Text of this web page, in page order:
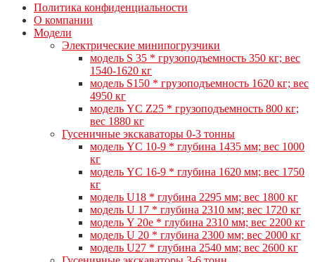
Политика конфиденциальности
О компании
Модели
Электрические минипогрузчики
модель S 35 * грузоподъемность 350 кг; вес
1540-1620 кг
модель S150 * грузоподъемность 1620 кг; вес
4950 кг
модель YC Z25 * грузоподъемность 800 кг;
вес 1880 кг
Гусеничные экскаваторы 0-3 тонны
модель YC 10-9 * глубина 1435 мм; вес 1000
кг
модель YC 16-9 * глубина 1620 мм; вес 1750
кг
модель U18 * глубина 2295 мм; вес 1800 кг
модель U 17 * глубина 2310 мм; вес 1720 кг
модель Y 20e * глубина 2310 мм; вес 2200 кг
модель U 20 * глубина 2300 мм; вес 2000 кг
модель U27 * глубина 2540 мм; вес 2600 кг